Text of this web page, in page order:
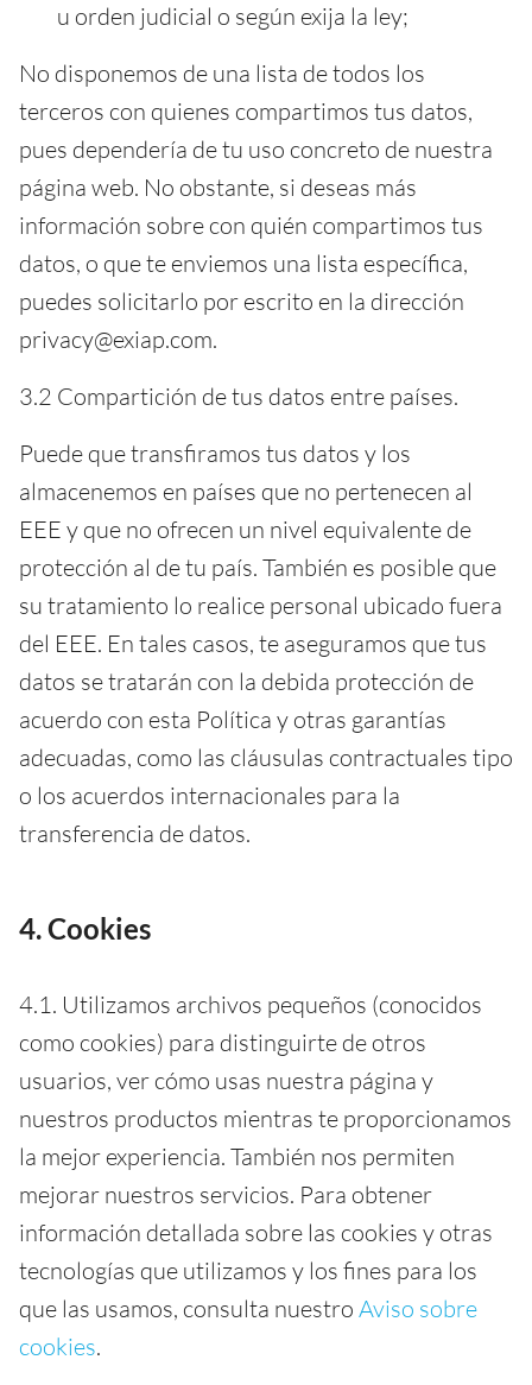
u orden judicial o según exija la ley;
No disponemos de una lista de todos los
terceros con quienes compartimos tus datos,
pues dependería de tu uso concreto de nuestra
página web. No obstante, si deseas más
información sobre con quién compartimos tus
datos, o que te enviemos una lista específica,
puedes solicitarlo por escrito en la dirección
privacy@exiap.com.
3.2 Compartición de tus datos entre países.
Puede que transfiramos tus datos y los
almacenemos en países que no pertenecen al
EEE y que no ofrecen un nivel equivalente de
protección al de tu país. También es posible que
su tratamiento lo realice personal ubicado fuera
del EEE. En tales casos, te aseguramos que tus
datos se tratarán con la debida protección de
acuerdo con esta Política y otras garantías
adecuadas, como las cláusulas contractuales tipo
o los acuerdos internacionales para la
transferencia de datos.
4. Cookies
4.1. Utilizamos archivos pequeños (conocidos
como cookies) para distinguirte de otros
usuarios, ver cómo usas nuestra página y
nuestros productos mientras te proporcionamos
la mejor experiencia. También nos permiten
mejorar nuestros servicios. Para obtener
información detallada sobre las cookies y otras
tecnologías que utilizamos y los fines para los
que las usamos, consulta nuestro Aviso sobre
cookies.